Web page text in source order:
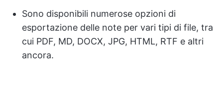
Sono disponibili numerose opzioni di
esportazione delle note per vari tipi di file, tra
cui PDF, MD, DOCX, JPG, HTML, RTF e altri
ancora.